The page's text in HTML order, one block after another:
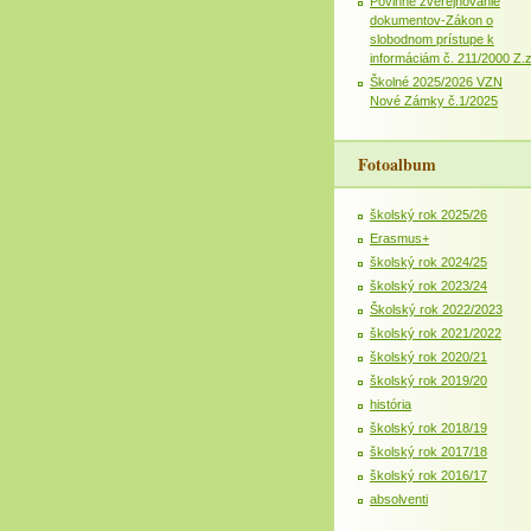
dokumentov-Zákon o
slobodnom prístupe k
informáciám č. 211/2000 Z.z
Školné 2025/2026 VZN
Nové Zámky č.1/2025
Fotoalbum
školský rok 2025/26
Erasmus+
školský rok 2024/25
školský rok 2023/24
Školský rok 2022/2023
školský rok 2021/2022
školský rok 2020/21
školský rok 2019/20
história
školský rok 2018/19
školský rok 2017/18
školský rok 2016/17
absolventi